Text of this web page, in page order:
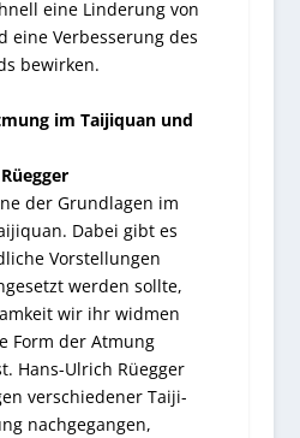
eine Linderung von
eine Verbesserung des
bewirken.
im Taijiquan und
der Grundlagen im
Dabei gibt es
Vorstellungen
werden sollte,
wir ihr widmen
Form der Atmung
Hans-Ulrich Rüegger
verschiedener Taiji-
nachgegangen,